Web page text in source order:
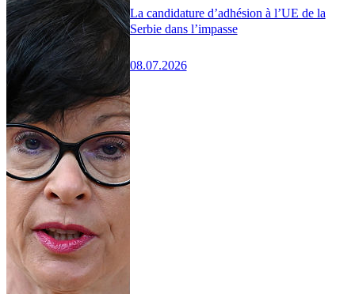
La candidature d’adhésion à l’UE de la
Serbie dans l’impasse
08.07.2026